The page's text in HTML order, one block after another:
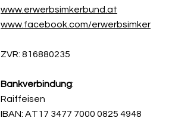
www.erwerbsimkerbund.at
www.facebook.com/erwerbsimker
ZVR: 816880235
Bankverbindung:
Raiffeisen
IBAN: AT17 3477 7000 0825 4948